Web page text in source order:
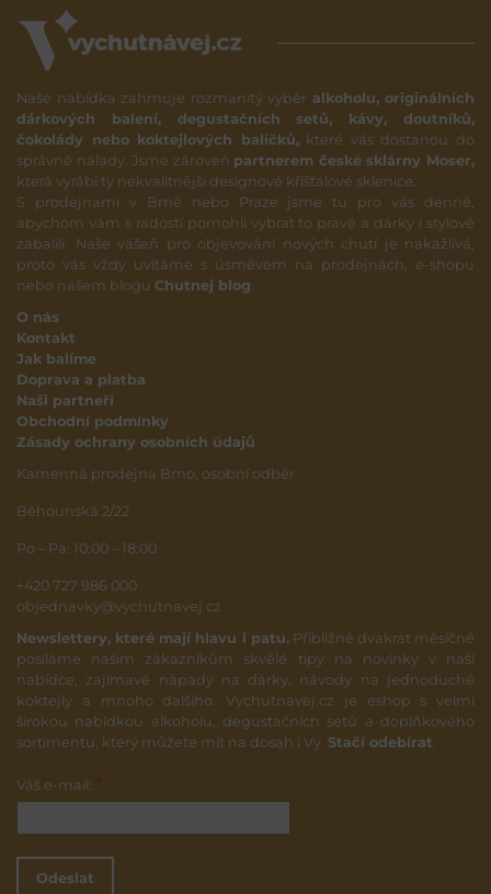
Naše nabídka zahrnuje rozmanitý výběr alkoholu, originálních
dárkových balení, degustačních setů, kávy, doutníků,
čokolády nebo koktejlových balíčků,které vás dostanou do
správné nálady. Jsme zároveň partnerem české sklárny Moser,
která vyrábí ty nekvalitnější designové křišťálové sklenice.
S prodejnami v Brně nebo Praze jsme tu pro vás denně,
abychom vám s radostí pomohli vybrat to pravé a dárky i stylově
zabalili. Naše vášeň pro objevování nových chutí je nakažlivá,
proto vás vždy uvítáme s úsměvem na prodejnách, e-shopu
nebo našem blogu Chutnej blog.
O nás
Kontakt
Jak balíme
Doprava a platba
Naši partneři
Obchodní podmínky
Zásady ochrany osobních údajů
Kamenná prodejna Brno, osobní odběr
Běhounská 2/22
Po – Pá: 10:00 – 18:00
+420 727 986 000
objednavky@vychutnavej.cz
Newslettery, které mají hlavu i patu.Přibližně dvakrát měsíčně
posíláme našim zákazníkům skvělé tipy na novinky v naší
nabídce, zajímavé nápady na dárky, návody na jednoduché
koktejly a mnoho dalšího. Vychutnávej.cz je eshop s velmi
širokou nabídkou alkoholu, degustačních setů a doplňkového
sortimentu, který můžete mít na dosah i Vy. Stačí odebírat.
Váš e-mail:
Odeslat